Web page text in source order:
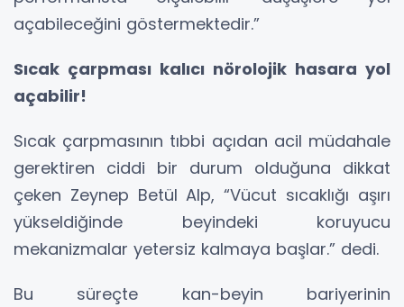
açabileceğini göstermektedir.”
Sıcak çarpması kalıcı nörolojik hasara yol
açabilir!
Sıcak çarpmasının tıbbi açıdan acil müdahale
gerektiren ciddi bir durum olduğuna dikkat
çeken Zeynep Betül Alp, “Vücut sıcaklığı aşırı
yükseldiğinde beyindeki koruyucu
mekanizmalar yetersiz kalmaya başlar.” dedi.
Bu süreçte kan-beyin bariyerinin